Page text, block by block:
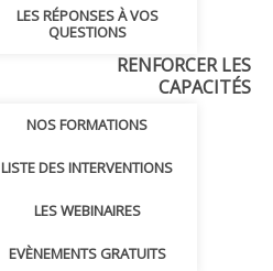
LES RÉPONSES À VOS
QUESTIONS
RENFORCER LES
CAPACITÉS
NOS FORMATIONS
LISTE DES INTERVENTIONS
LES WEBINAIRES
EVÈNEMENTS GRATUITS